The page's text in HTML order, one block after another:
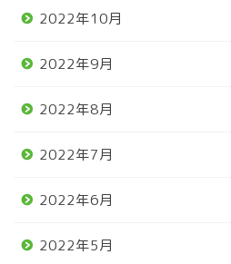
2022年10月
2022年9月
2022年8月
2022年7月
2022年6月
2022年5月